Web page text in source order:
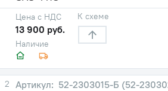
Наличие
Цена с НДС
13 900 руб.
К схеме
2
52-2303015-Б (52-